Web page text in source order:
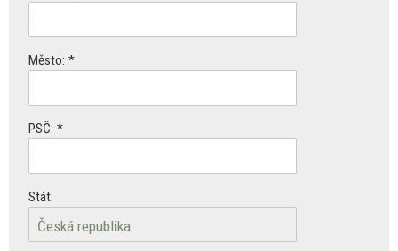
Město: *
PSČ: *
Stát: